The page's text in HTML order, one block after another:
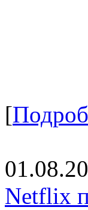
[
Netflix